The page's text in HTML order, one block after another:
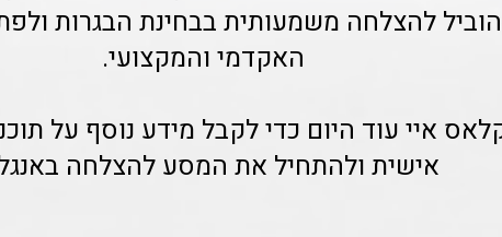
להצלחה משמעותית בבחינת הבגרות
האקדמי והמקצועי.
איי עוד היום כדי לקבל מידע נוסף על
אישית ולהתחיל את המסע להצלחה